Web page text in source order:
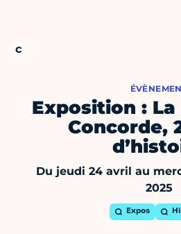
Exposition :
Concorde,
Du jeudi 24 avril au
2025
Expos